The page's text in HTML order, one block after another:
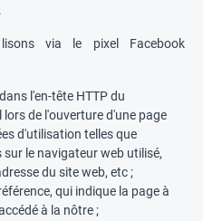
via le pixel Facebook
l'en-tête HTTP du
de l'ouverture d'une page
d'utilisation telles que
sur le navigateur web utilisé,
du site web, etc ;
qui indique la page à
à la nôtre ;